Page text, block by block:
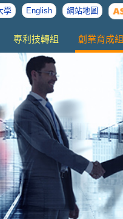
學 English 網站地圖
專利技轉組 創業育成組